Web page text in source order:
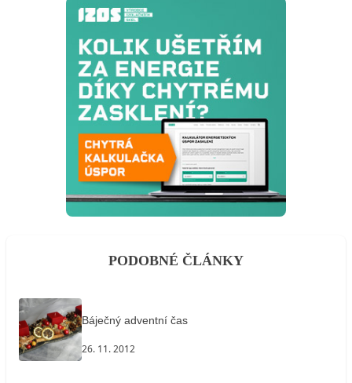
PODOBNÉ ČLÁNKY
Báječný adventní čas
26. 11. 2012